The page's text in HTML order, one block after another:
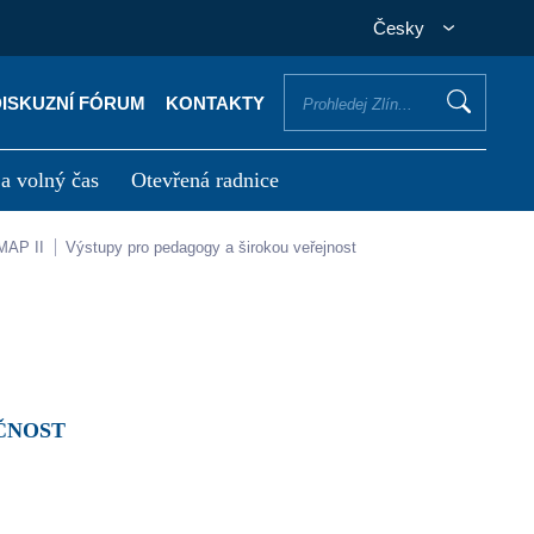
Česky
FÓRUM KONTAKTY
volný čas Otevřená radnice
vyřídit Potřebuji zaplatit
MAP II
Výstupy pro pedagogy a širokou veřejnost